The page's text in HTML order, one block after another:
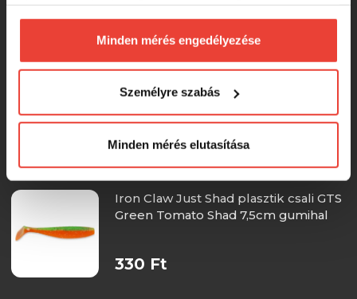
biztosításához arra kérünk, hogy engedd meg
számunkra minden mérés használatát.
Természetesensoha semmilyen formában nem fogunk
megváltoztathatod a döntésed ezzel kapcsolatban.
Előre is köszönjük!
Minden mérés engedélyezése
Személyre szabás
Minden mérés elutasítása
330 Ft
IRON CLAW Skinny Jake 14cm BC
gumihal
330 Ft
Iron Claw Just Shad plasztik csali GTS
Green Tomato Shad 7,5cm gumihal
330 Ft